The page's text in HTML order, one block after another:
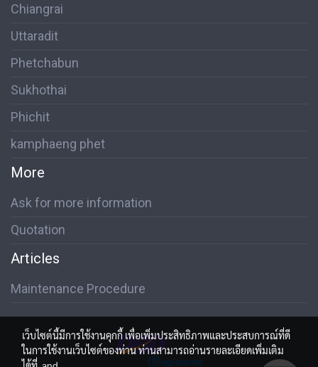
Chiangrai
Uttaradit
Phetchabun
Sukhothai
Phichit
kamphaeng phet
More
Ask for more information
Quotation
Articles
Maintenance Procedure
เว็บไซต์นี้มีการใช้งานคุกกี้ เพื่อเพิ่มประสิทธิภาพและประสบการณ์ที่ดี
ในการใช้งานเว็บไซต์ของท่าน ท่านสามารถอ่านรายละเอียดเพิ่มเติม